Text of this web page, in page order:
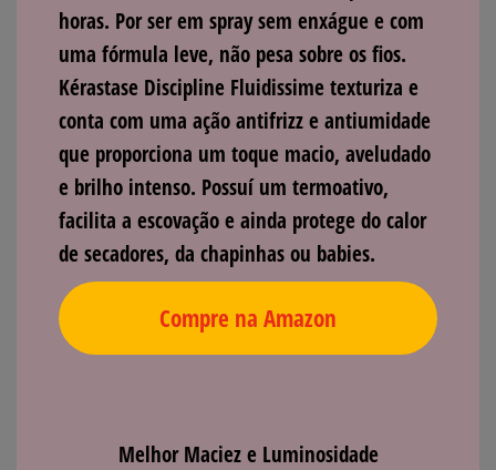
horas. Por ser em spray sem enxágue e com
uma fórmula leve, não pesa sobre os fios.
Kérastase Discipline Fluidissime texturiza e
conta com uma ação antifrizz e antiumidade
que proporciona um toque macio, aveludado
e brilho intenso. Possuí um termoativo,
facilita a escovação e ainda protege do calor
de secadores, da chapinhas ou babies.
Compre na Amazon
Melhor Maciez e Luminosidade